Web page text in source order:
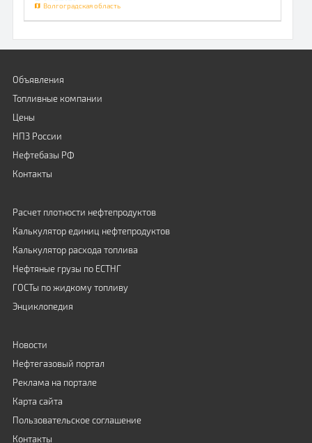
Волгоградская область
Объявления
Топливные компании
Цены
НПЗ России
Нефтебазы РФ
Контакты
Расчет плотности нефтепродуктов
Калькулятор единиц нефтепродуктов
Калькулятор расхода топлива
Нефтяные грузы по ЕСТНГ
ГОСТы по жидкому топливу
Энциклопедия
Новости
Нефтегазовый портал
Реклама на портале
Карта сайта
Пользовательское соглашение
Контакты